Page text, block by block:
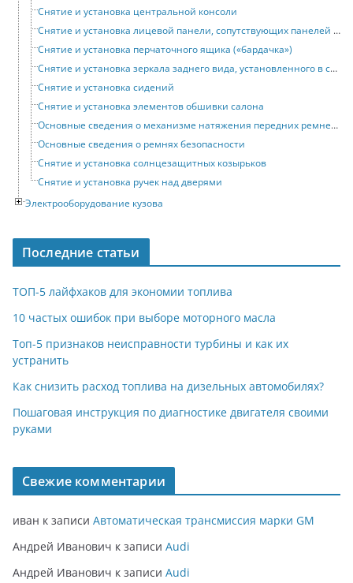
Снятие и установка центральной консоли
Снятие и установка лицевой панели, сопутствующих панелей и поперечины
Снятие и установка перчаточного ящика («бардачка»)
Снятие и установка зеркала заднего вида, установленного в салоне автомобиля
Снятие и установка сидений
Снятие и установка элементов обшивки салона
Основные сведения о механизме натяжения передних ремней безопасности
Основные сведения о ремнях безопасности
Снятие и установка солнцезащитных козырьков
Снятие и установка ручек над дверями
Электрооборудование кузова
Последние статьи
ТОП-5 лайфхаков для экономии топлива
10 частых ошибок при выборе моторного масла
Топ-5 признаков неисправности турбины и как их
устранить
Как снизить расход топлива на дизельных автомобилях?
Пошаговая инструкция по диагностике двигателя своими
руками
Свежие комментарии
иван к записи Автоматическая трансмиссия марки GM
Андрей Иванович к записи Audi
Андрей Иванович к записи Audi